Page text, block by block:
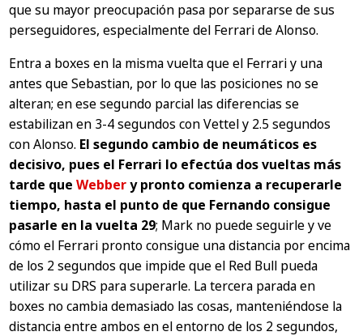
que su mayor preocupación pasa por separarse de sus
perseguidores, especialmente del Ferrari de Alonso.
Entra a boxes en la misma vuelta que el Ferrari y una
antes que Sebastian, por lo que las posiciones no se
alteran; en ese segundo parcial las diferencias se
estabilizan en 3-4 segundos con Vettel y 2.5 segundos
con Alonso. El segundo cambio de neumáticos es
decisivo, pues el Ferrari lo efectúa dos vueltas más
tarde queWebbery pronto comienza a recuperarle
tiempo, hasta el punto de que Fernando consigue
pasarle en la vuelta 29; Mark no puede seguirle y ve
cómo el Ferrari pronto consigue una distancia por encima
de los 2 segundos que impide que el Red Bull pueda
utilizar su DRS para superarle. La tercera parada en
boxes no cambia demasiado las cosas, manteniéndose la
distancia entre ambos en el entorno de los 2 segundos,